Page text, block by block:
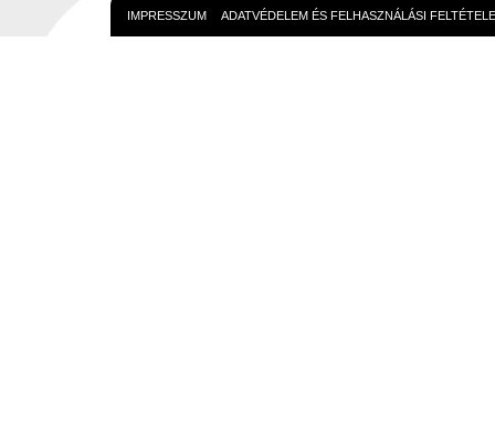
IMPRESSZUM ADATVÉDELEM ÉS FELHASZNÁLÁSI